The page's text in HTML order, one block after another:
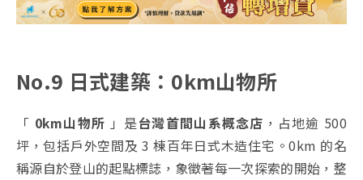
No.9 日式建築：0km山物所
「 0km山物所 」是台灣首間山系概念店 ，占地逾 500
坪，包括戶外空間及 3 棟百年日式木造住宅。0km 的名
稱源自於登山的起點標誌，象徵著每一次探索的開始，整